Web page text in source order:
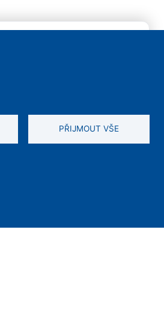
PŘIJMOUT VŠE